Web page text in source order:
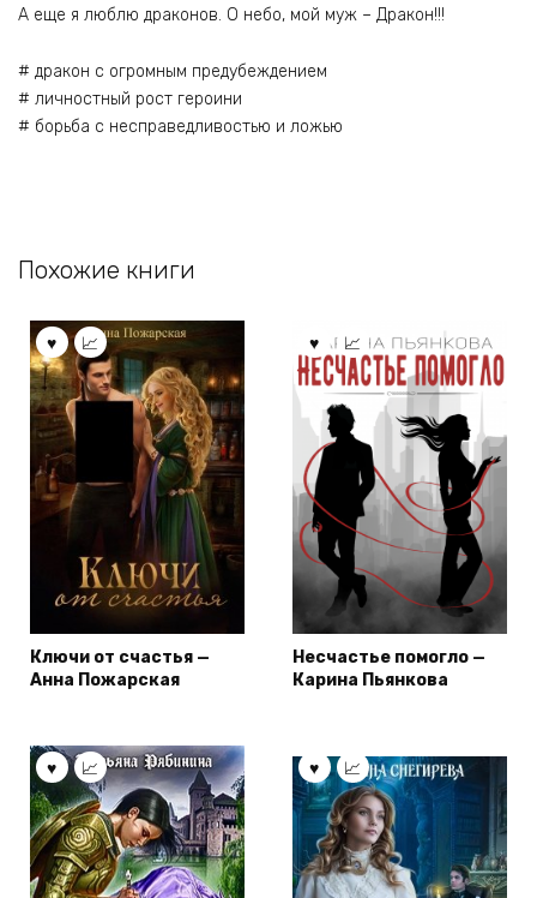
А еще я люблю драконов. О небо, мой муж – Дракон!!!
# дракон с огромным предубеждением
# личностный рост героини
# борьба с несправедливостью и ложью
Похожие книги
Ключи от счастья —
Анна Пожарская
Несчастье помогло —
Карина Пьянкова